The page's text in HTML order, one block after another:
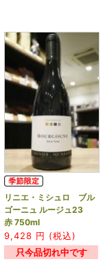
リニエ・ミシュロ ブル
ゴーニュ ルージュ23
赤 750ml
9,428 円 (税込)
只今品切れ中です